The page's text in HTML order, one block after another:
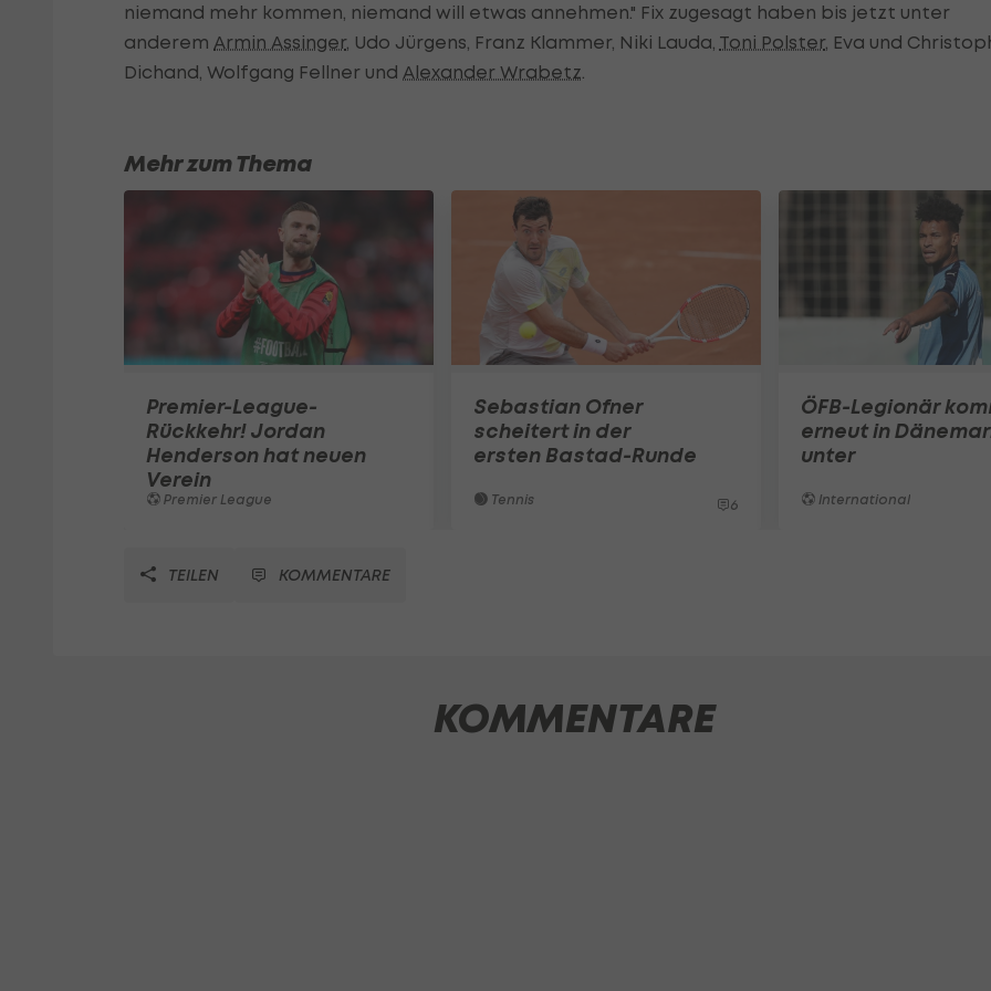
niemand mehr kommen, niemand will etwas annehmen." Fix zugesagt haben bis jetzt unter
anderem Armin Assinger, Udo Jürgens, Franz Klammer, Niki Lauda, Toni Polster, Eva und
Dichand, Wolfgang Fellner und Alexander Wrabetz.
Mehr zum Thema
Premier-League-
Rückkehr! Jordan
Henderson hat neuen
Verein
Premier League
Sebastian Ofner
scheitert in der
ersten Bastad-Runde
Tennis 6
ÖFB-Legionär
erneut in
unter
International
TEILEN KOMMENTARE
KOMMENTARE